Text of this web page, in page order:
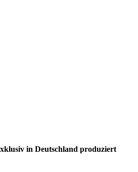
in Deutschland produziert